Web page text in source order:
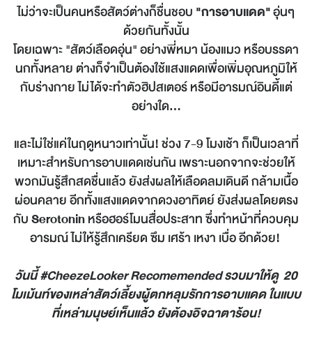
ไม่ว่าจะเป็นคนหรือสัตว์ต่างก็ชื่นชอบ "การอาบแดด"อุ่นๆ
ด้วยกันทั้งนั้น
โดยเฉพาะ "สัตว์เลือดอุ่น" อย่างพี่หมา น้องแมว หรือบรรดา
นกทั้งหลาย ต่างก็จำเป็นต้องใช้แสงแดดเพื่อเพิ่มอุณหภูมิให้
กับร่างกาย ไม่ได้จะทำตัวฮิปสเตอร์ หรือมีอารมณ์อินดี้แต่
อย่างใด...
และไม่ใช่แค่ในฤดูหนาวเท่านั้น! ช่วง 7-9 โมงเช้า ก็เป็นเวลาที่
เหมาะสำหรับการอาบแดดเช่นกัน เพราะนอกจากจะช่วยให้
พวกมันรู้สึกสดชื่นแล้ว ยังส่งผลให้เลือดลมเดินดี กล้ามเนื้อ
ผ่อนคลาย อีกทั้งแสงแดดจากดวงอาทิตย์ ยังส่งผลโดยตรง
กับSerotoninหรือฮอร์โมนสื่อประสาท ซึ่งทำหน้าที่ควบคุม
อารมณ์ ไม่ให้รู้สึกเครียด ซึม เศร้า เหงา เบื่อ อีกด้วย!
วันนี้ #CheezeLooker Recomemended รวบมาให้ดู 20
โมเม้นท์ของเหล่าสัตว์เลี้ยงผู้ตกหลุมรักการอาบแดด ในแบบ
ที่เหล่ามนุษย์เห็นแล้ว ยังต้องอิจฉาตาร้อน!